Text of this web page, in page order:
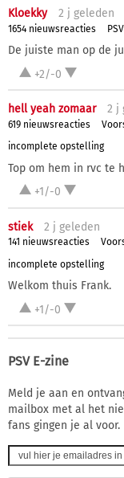
Kloekky 2 j geleden
1654 nieuwsreacties
De juiste man op de
+2/-0
hell yeah zomaar 2 j
619 nieuwsreacties
incomplete opstelling
Top om hem in rvc te
+1/-0
stiek 2 j geleden
141 nieuwsreacties
incomplete opstelling
Welkom thuis Frank.
+1/-0
PSV E-zine
Meld je aan en
mailbox met al het
fans gingen je al voor.